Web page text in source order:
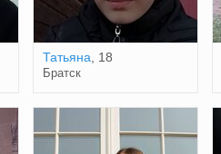
Татьяна , 18
Братск